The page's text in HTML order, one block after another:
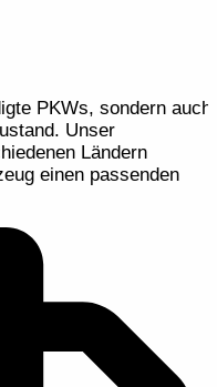
PKWs, sondern auch
Unser
Ländern
einen passenden